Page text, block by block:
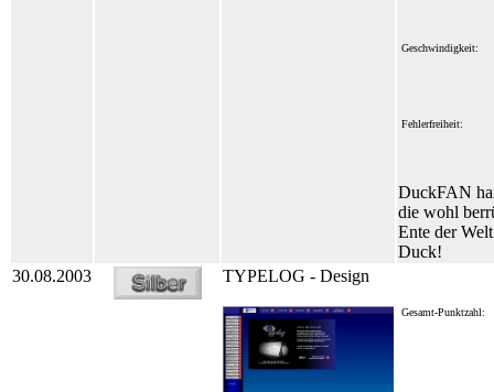
Geschwindigkeit:
Fehlerfreiheit:
DuckFAN
die wohl
Ente der
Duck!
30.08.2003
TYPELOG - Design
Gesamt-Punktzahl: